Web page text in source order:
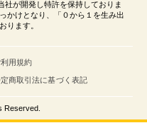
社が開発し特許を保持しておりま
かけとなり、「０から１を生み出
ります。
利用規約
商取引法に基づく表記
Reserved.